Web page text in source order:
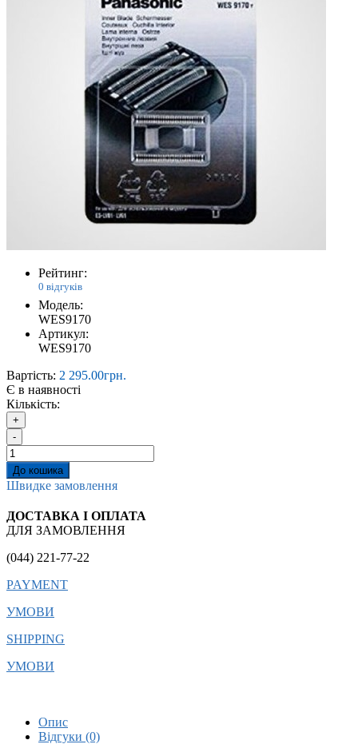
Рейтинг:
0 відгуків
Модель:
WES9170
Артикул:
WES9170
Вартість: 2 295.00грн.
Є в наявності
Кількість:
+
-
До кошика
Швидке замовлення
ДОСТАВКА І ОПЛАТА
ДЛЯ ЗАМОВЛЕННЯ
(044) 221-77-22
PAYMENT
УМОВИ
SHIPPING
УМОВИ
Опис
Відгуки (0)